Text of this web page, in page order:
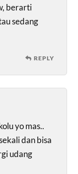
berarti
sedang
REPLY
yo mas..
dan bisa
udang